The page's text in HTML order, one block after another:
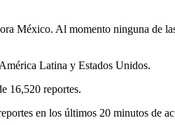
México. Al momento ninguna de
Latina y Estados Unidos.
16,520 reportes.
en los últimos 20 minutos de